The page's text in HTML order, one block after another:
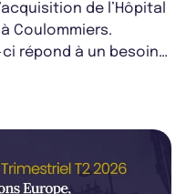
de l’Hôpital
Coulommiers.
répond à un besoin